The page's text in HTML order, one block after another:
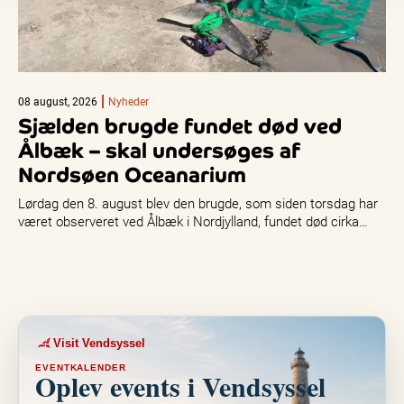
08 august, 2026 Nyheder
Sjælden brugde fundet død ved
Ålbæk – skal undersøges af
Nordsøen Oceanarium
Lørdag den 8. august blev den brugde, som siden torsdag har
været observeret ved Ålbæk i Nordjylland, fundet død cirka…
Visit Vendsyssel
EVENTKALENDER
Oplev events i Vendsyssel